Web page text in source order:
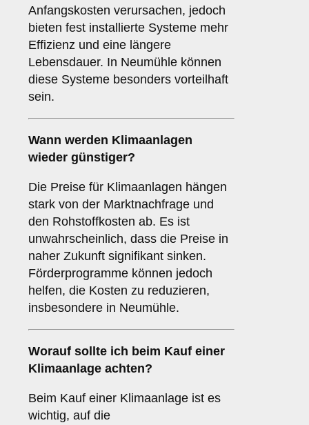
Anfangskosten verursachen, jedoch
bieten fest installierte Systeme mehr
Effizienz und eine längere
Lebensdauer. In Neumühle können
diese Systeme besonders vorteilhaft
sein.
Wann werden Klimaanlagen
wieder günstiger?
Die Preise für Klimaanlagen hängen
stark von der Marktnachfrage und
den Rohstoffkosten ab. Es ist
unwahrscheinlich, dass die Preise in
naher Zukunft signifikant sinken.
Förderprogramme können jedoch
helfen, die Kosten zu reduzieren,
insbesondere in Neumühle.
Worauf sollte ich beim Kauf einer
Klimaanlage achten?
Beim Kauf einer Klimaanlage ist es
wichtig, auf die